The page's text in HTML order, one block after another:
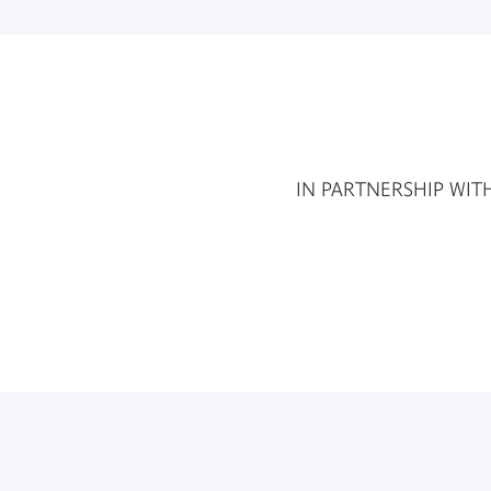
IN PARTNERSHIP